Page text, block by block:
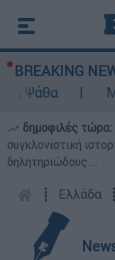
BREAKING
δημοφιλές τώρα:
συγκλονιστική
δηλητηριώδους...
┋ Ελλάδα